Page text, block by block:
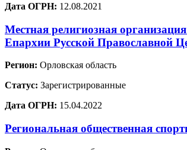
Дата ОГРН: 12.08.2021
Местная религиозная
Епархии Русской Православной
Регион: Орловская область
Статус: Зарегистрированные
Дата ОГРН: 15.04.2022
Региональная общественная